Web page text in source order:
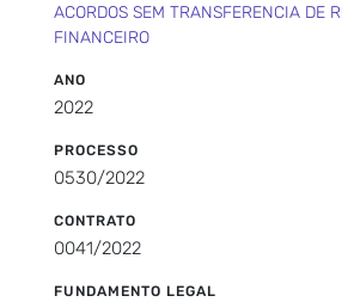
ACORDOS SEM TRANSFERENCIA DE
FINANCEIRO
ANO
2022
PROCESSO
0530/2022
CONTRATO
0041/2022
FUNDAMENTO LEGAL